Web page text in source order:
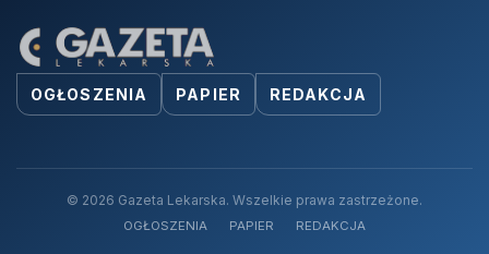
OGŁOSZENIA PAPIER REDAKCJA
© 2026 Gazeta Lekarska. Wszelkie prawa zastrzeżone.
OGŁOSZENIA PAPIER REDAKCJA